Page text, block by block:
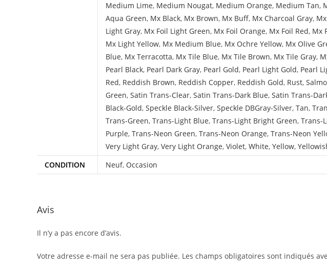
Medium Lime, Medium Nougat, Medium Orange, Medium Tan,
Aqua Green, Mx Black, Mx Brown, Mx Buff, Mx Charcoal Gray,
Light Gray, Mx Foil Light Green, Mx Foil Orange, Mx Foil Red, Mx
Mx Light Yellow, Mx Medium Blue, Mx Ochre Yellow, Mx Olive
Blue, Mx Terracotta, Mx Tile Blue, Mx Tile Brown, Mx Tile Gray,
Pearl Black, Pearl Dark Gray, Pearl Gold, Pearl Light Gold, Pearl
Red, Reddish Brown, Reddish Copper, Reddish Gold, Rust,
Green, Satin Trans-Clear, Satin Trans-Dark Blue, Satin Trans-
Black-Gold, Speckle Black-Silver, Speckle DBGray-Silver, Tan,
Trans-Green, Trans-Light Blue, Trans-Light Bright Green, Trans-
Purple, Trans-Neon Green, Trans-Neon Orange, Trans-Neon
Very Light Gray, Very Light Orange, Violet, White, Yellow,
CONDITION
Neuf, Occasion
Avis
Il n’y a pas encore d’avis.
Votre adresse e-mail ne sera pas publiée. Les champs obligatoires sont indiqués